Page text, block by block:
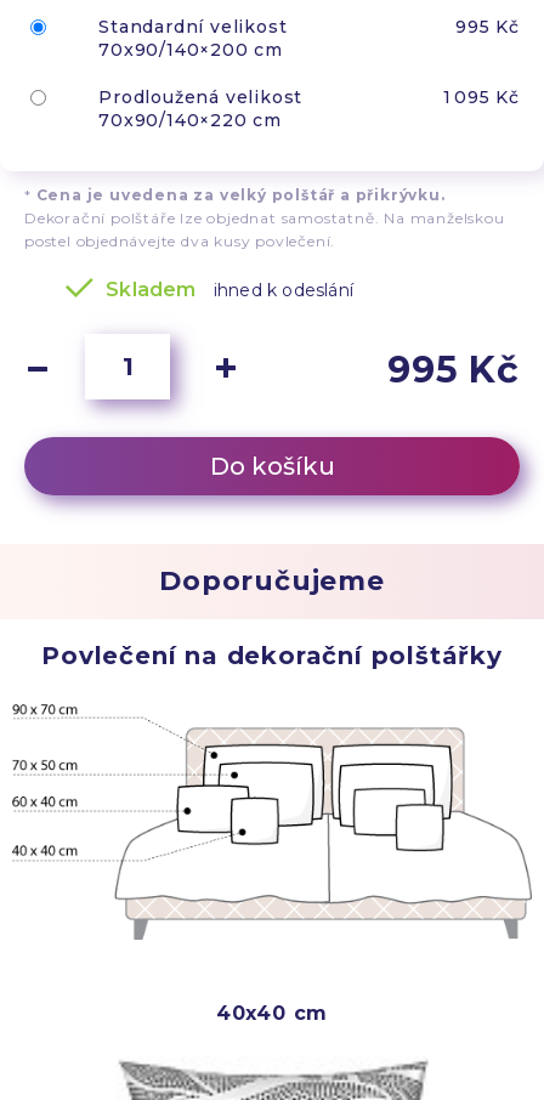
Standardní velikost
70x90/140×200 cm
995 Kč
Prodloužená velikost
70x90/140×220 cm
1 095 Kč
* Cena je uvedena za velký polštář a přikrývku.
Dekorační polštáře lze objednat samostatně. Na manželskou
postel objednávejte dva kusy povlečení.
Skladem ihned k odeslání
995 Kč
Do košíku
Doporučujeme
Povlečení na dekorační polštářky
40x40 cm